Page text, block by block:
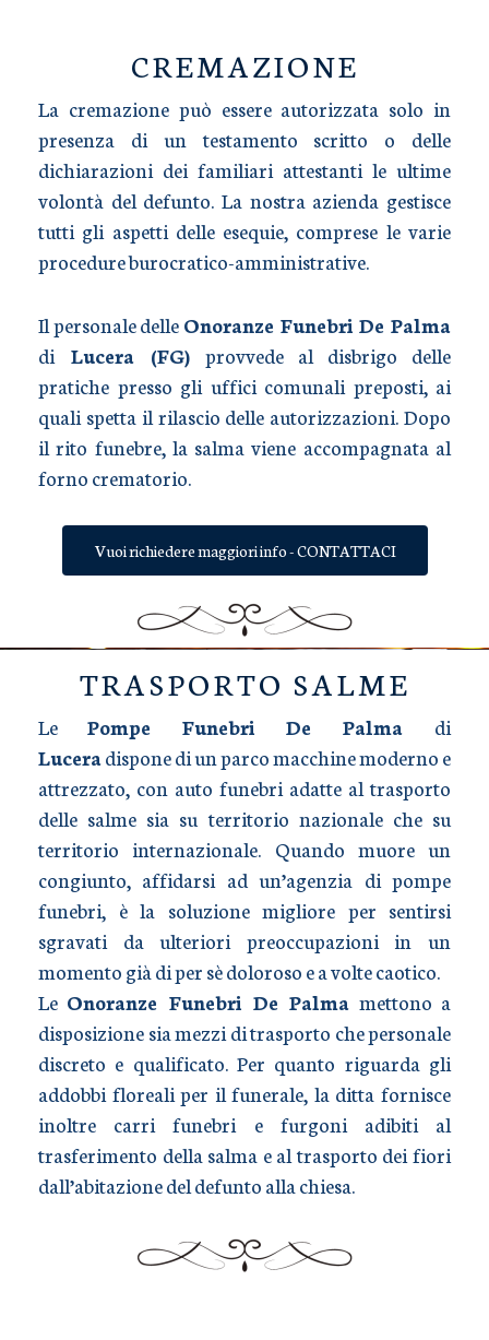
CREMAZIONE
La cremazione può essere autorizzata solo in
presenza di un testamento scritto o delle
dichiarazioni dei familiari attestanti le ultime
volontà del defunto. La nostra azienda gestisce
tutti gli aspetti delle esequie, comprese le varie
procedure burocratico-amministrative.
Il personale delleOnoranze Funebri De Palma
di Lucera (FG) provvede al disbrigo delle
pratiche presso gli uffici comunali preposti, ai
quali spetta il rilascio delle autorizzazioni. Dopo
il rito funebre, la salma viene accompagnata al
forno crematorio.
Vuoi richiedere maggiori info - CONTATTACI
TRASPORTO SALME
Le Pompe Funebri De Palma di
Luceradispone di un parco macchine moderno e
attrezzato, con auto funebri adatte al trasporto
delle salme sia su territorio nazionale che su
territorio internazionale. Quando muore un
congiunto, affidarsi ad un’agenzia di pompe
funebri, è la soluzione migliore per sentirsi
sgravati da ulteriori preoccupazioni in un
momento già di per sè doloroso e a volte caotico.
Le Onoranze Funebri De Palma mettono a
disposizione sia mezzi di trasporto che personale
discreto e qualificato. Per quanto riguarda gli
addobbi floreali per il funerale, la ditta fornisce
inoltre carri funebri e furgoni adibiti al
trasferimento della salma e al trasporto dei fiori
dall’abitazione del defunto alla chiesa.